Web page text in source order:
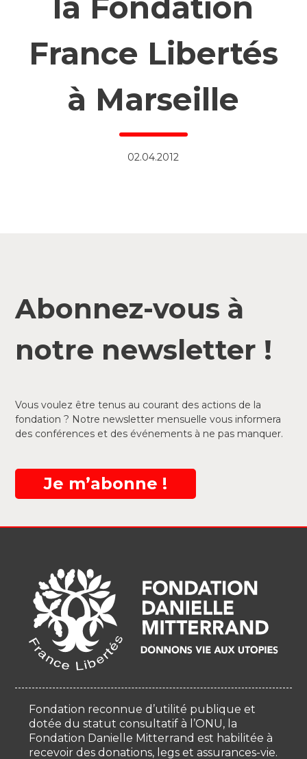
la Fondation
France Libertés
à Marseille
02.04.2012
Abonnez-vous à
notre newsletter !
Vous voulez être tenus au courant des actions de la
fondation ? Notre newsletter mensuelle vous informera
des conférences et des événements à ne pas manquer.
Je m’abonne !
Fondation reconnue d’utilité publique et
dotée du statut consultatif à l’ONU, la
Fondation Danielle Mitterrand est habilitée à
recevoir des donations, legs et assurances-vie.